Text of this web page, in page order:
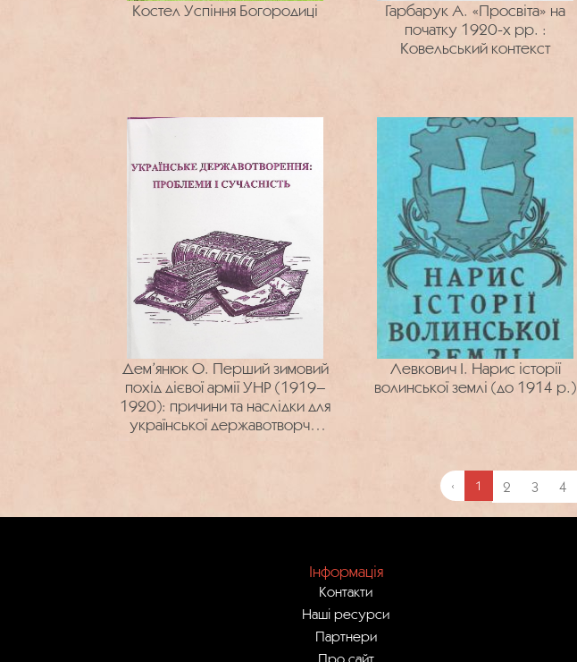
Костел Успіння Богородиці
Гарбарук А. «Просвіта» на
початку 1920-х рр. :
Ковельський контекст
Дем’янюк О. Перший зимовий
похід дієвої армії УНР (1919–
1920): причини та наслідки для
української державотворчої
Левкович І. Нарис історії
волинської землі (до 1914 р.)
‹ 1 2 3 4
Інформація
Контакти
Наші ресурси
Партнери
Про сайт